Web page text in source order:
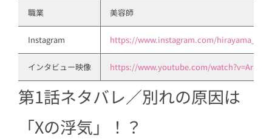
職業 美容師
Instagram https://www.instagram.com/
インタビュー映像 https://www.youtube.com/
第1話ネタバレ／別れの原因は
「Xの浮気」！？